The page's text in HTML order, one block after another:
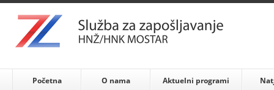
Početna O nama Aktuelni programi